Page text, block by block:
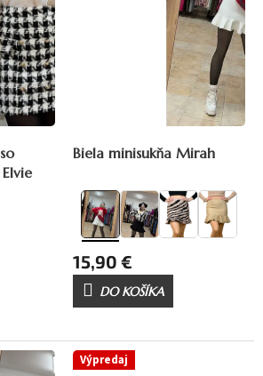
Biela minisukňa Mirah
15,90 €
DO KOŠÍKA
Výpredaj